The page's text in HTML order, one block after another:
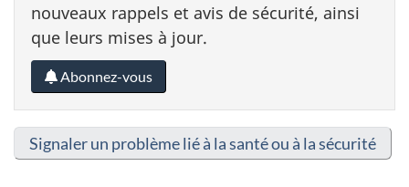
nouveaux rappels et avis de sécurité, ainsi
que leurs mises à jour.
Abonnez-vous
Signaler un problème lié à la santé ou à la sécurité